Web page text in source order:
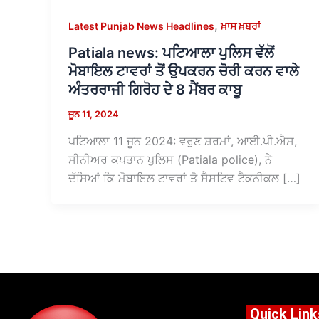
Latest Punjab News Headlines,ਖ਼ਾਸ ਖ਼ਬਰਾਂ
Patiala news: ਪਟਿਆਲਾ ਪੁਲਿਸ ਵੱਲੋਂ
ਮੋਬਾਇਲ ਟਾਵਰਾਂ ਤੋਂ ਉਪਕਰਨ ਚੋਰੀ ਕਰਨ ਵਾਲੇ
ਅੰਤਰਰਾਜੀ ਗਿਰੋਹ ਦੇ 8 ਮੈਂਬਰ ਕਾਬੂ
ਜੂਨ 11, 2024
ਪਟਿਆਲਾ 11 ਜੂਨ 2024: ਵਰੁਣ ਸ਼ਰਮਾਂ, ਆਈ.ਪੀ.ਐਸ,
ਸੀਨੀਅਰ ਕਪਤਾਨ ਪੁਲਿਸ (Patiala police), ਨੇ
ਦੱਸਿਆਂ ਕਿ ਮੋਬਾਇਲ ਟਾਵਰਾਂ ਤੋ ਸੈਸਟਿਵ ਟੈਕਨੀਕਲ […]
Quick